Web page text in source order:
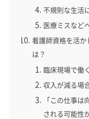
不規則な生活
医療ミスなど
看護師資格を活
は？
臨床現場で働
収入が減る場
「この仕事
される可能性